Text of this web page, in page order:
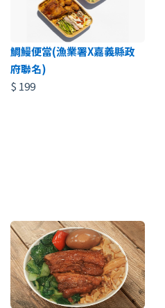
鯛鰻便當(漁業署X嘉義縣政
府聯名)
$ 199